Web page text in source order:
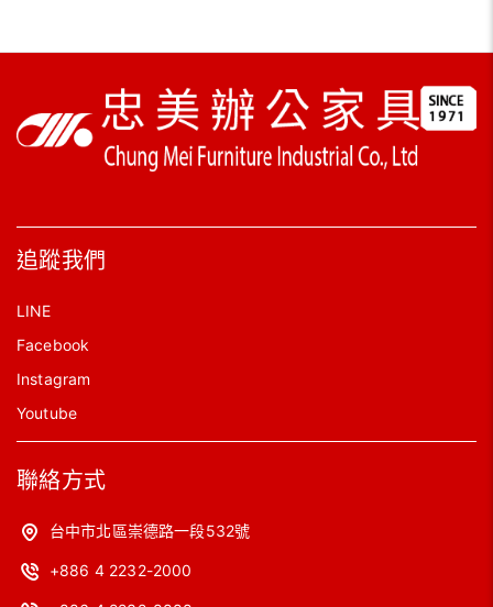
追蹤我們
LINE
Facebook
Instagram
Youtube
聯絡方式
台中市北區崇德路一段532號
+886 4 2232-2000